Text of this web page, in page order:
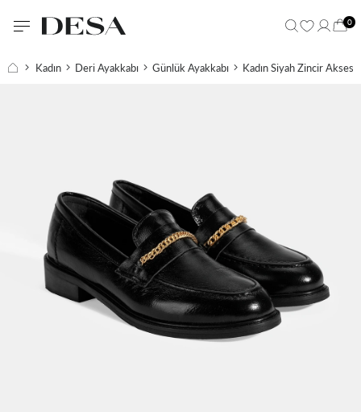
0
Kadın Deri Ayakkabı Günlük Ayakkabı Kadın Siyah Zincir